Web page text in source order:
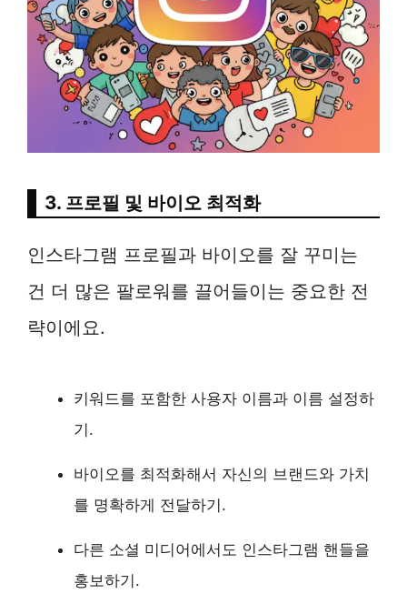
3. 프로필 및 바이오 최적화
인스타그램 프로필과 바이오를 잘 꾸미는
건 더 많은 팔로워를 끌어들이는 중요한 전
략이에요.
키워드를 포함한 사용자 이름과 이름 설정하
기.
바이오를 최적화해서 자신의 브랜드와 가치
를 명확하게 전달하기.
다른 소셜 미디어에서도 인스타그램 핸들을
홍보하기.